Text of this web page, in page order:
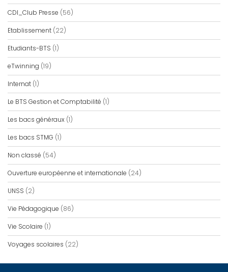
CDI_Club Presse (56)
Etablissement (22)
Etudiants-BTS (1)
eTwinning (19)
Internat (1)
Le BTS Gestion et Comptabilité (1)
Les bacs généraux (1)
Les bacs STMG (1)
Non classé (54)
Ouverture européenne et internationale (24)
UNSS (2)
Vie Pédagogique (86)
Vie Scolaire (1)
Voyages scolaires (22)